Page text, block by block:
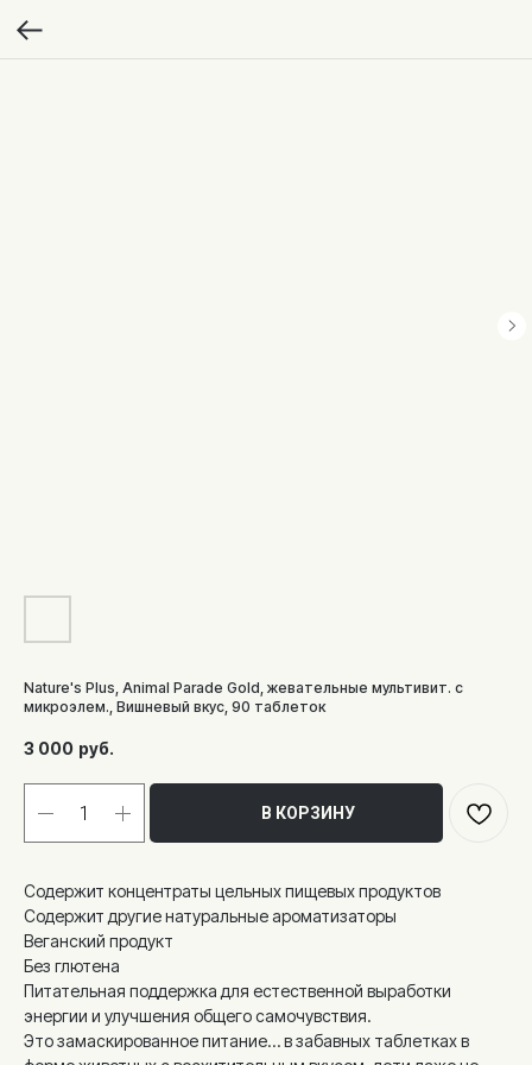
Nature's Plus, Animal Parade Gold, жевательные мультивит. с
микроэлем., Вишневый вкус, 90 таблеток
3 000 руб.
В КОРЗИНУ
Содержит концентраты цельных пищевых продуктов
Содержит другие натуральные ароматизаторы
Веганский продукт
Без глютена
Питательная поддержка для естественной выработки
энергии и улучшения общего самочувствия.
Это замаскированное питание… в забавных таблетках в